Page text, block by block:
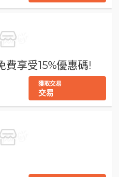
享受15%優惠碼!
獲取交易
交易